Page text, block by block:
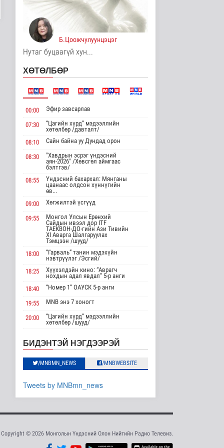
8 цагийн өмнө
Хирошимад иргэд
Японы зэвсгийн
экспортын бодлогы..
Дэлхийд
8 цаг 12 минутын өмнө
Трамп Ирантай
шинэ гарц эрэлх..
8 цаг 20 минутын өмнө
Европ даяар хэт халалт
эрчимжиж байна
8 цаг 28 минутын өмнө
Голууд үертэй байна
9 цаг 46 минутын өмнө
Нийслэлд 107 ШТС-аар
АИ 92 автобензин
түгээж байна
Улс төр
9 цаг 53 минутын өмнө
Олон улсын туршлага
судлах сургалт,
дадлагад 14 ..
9 цаг 19 минутын өмнө
Канадын Ерөнхий сайд
АНУ-тай хийж буй
худалдааны..
Дэлхийд
10 цаг 32 минутын өмнө
Мета компанид 567 сая
ам.долларын төлбөр
Дэлхийд
Ирэх 10 хоногт цаг
Б.Цоожчулуунцэцэг
Нутаг буцаагүй хун...
ХӨТӨЛБӨР
00:00 Эфир завсарлав
07:30
“Цагийн хүрд” мэдээллийн
хөтөлбөр /давталт/
08:10
Сайн байна уу Дундад орон
08:30
"Хавдрын эсрэг үндэсний
аян-2026" /Хөвсгөл аймгаас
бэлтгэв/
08:55
Үндэсний бахархал: Мянганы
цаанаас олдсон хүннүгийн
өв...
09:00
Хөгжилтэй үсгүүд
09:55
Монгол Улсын Ерөнхий
Сайдын ивээл дор ITF
ТАЕКВОН-ДО-гийн Ази Тивийн
XI Аварга Шалгаруулах
Тэмцээн /шууд/
18:00
“Гарваль” танин мэдэхүйн
нэвтрүүлэг /Эсгий/
18:25
Хүүхэлдэйн кино: “Аврагч
нохдын адал явдал” 5-р анги
18:40
“Номер 1” ОАУСК 5-р анги
19:55 MNB энэ 7 хоногт
20:00
“Цагийн хүрд” мэдээллийн
хөтөлбөр /шууд/
20:45 Хөндөх сэдэв: Эмийн чанар
21:15 100% уралдаант, танин
мэдэхүйн нэвтрүүлэг S2 #9
22:15
23:30
БИДЭНТЭЙ НЭГДЭЭРЭЙ
/MNBMN_NEWS /MNBWEBSITE
Tweets by MNBmn_news
Copyright © 2026 Монголын Үндэсний Олон Нийтийн Радио Телевиз.